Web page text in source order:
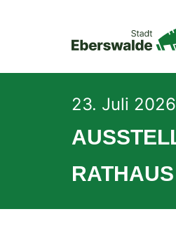
23. Juli